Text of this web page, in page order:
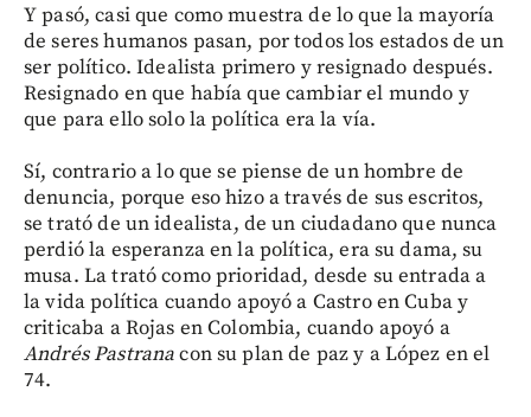
Y pasó, casi que como muestra de lo que la mayoría
de seres humanos pasan, por todos los estados de un
ser político. Idealista primero y resignado después.
Resignado en que había que cambiar el mundo y
que para ello solo la política era la vía.
Sí, contrario a lo que se piense de un hombre de
denuncia, porque eso hizo a través de sus escritos,
se trató de un idealista, de un ciudadano que nunca
perdió la esperanza en la política, era su dama, su
musa. La trató como prioridad, desde su entrada a
la vida política cuando apoyó a Castro en Cuba y
criticaba a Rojas en Colombia, cuando apoyó a
Andrés Pastranacon su plan de paz y a López en el
74.